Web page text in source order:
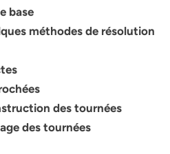
base
méthodes de résolution
des tournées
des tournées